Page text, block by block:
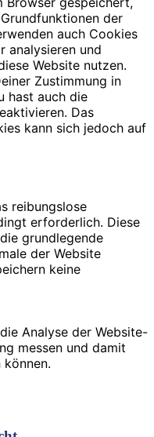
der
auch Cookies
analysieren und
Website nutzen.
Zustimmung in
hast auch die
Das
kann sich jedoch auf
reibungslose
erforderlich. Diese
grundlegende
der Website
keine
Analyse der Website-
messen und damit